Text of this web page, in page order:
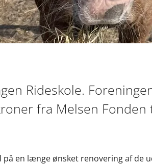
Rideskole.
fra Melsen
på en længe ønsket renovering af de